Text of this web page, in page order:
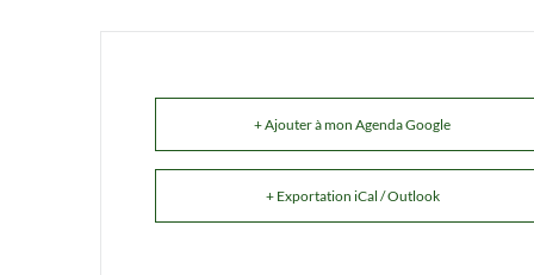
+ Ajouter à mon Agenda Google
+ Exportation iCal / Outlook